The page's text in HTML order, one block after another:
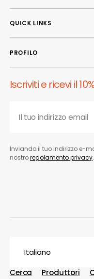
QUICK LINKS
PROFILO
Iscriviti e ricevi il
Il tuo indirizzo email
Inviando il tuo indirizzo e-
nostroregolamento privacy.
Italiano
Cerca
Produttori